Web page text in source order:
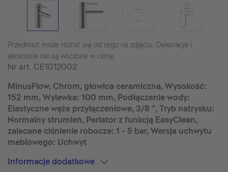
Przedmiot może różnić się od tego na zdjęciu. Dekoracje i
akcesoria nie są wliczone w cenę.
Nr art. CE1012002
MinusFlow, Chrom, głowica ceramiczna, Wysokość:
152 mm, Wylewka: 100 mm, Podłączenie wody:
Elastyczne węże przyłączeniowe, 3/8 ", Tryb natrysku:
Normalny strumień, Perlator z funkcją EasyClean,
zalecane ciśnienie robocze: 1 - 5 bar, Wersja uchwytu
meblowego: Uchwyt
Informacje dodatkowe